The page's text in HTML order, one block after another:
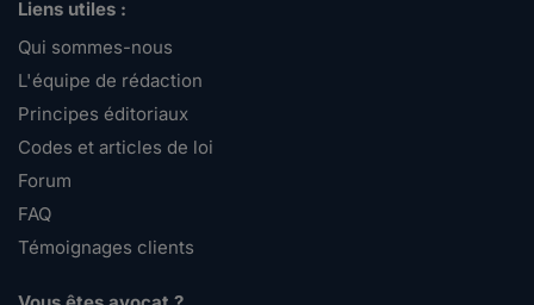
Liens utiles :
Qui sommes-nous
L'équipe de rédaction
Principes éditoriaux
Codes et articles de loi
Forum
FAQ
Témoignages clients